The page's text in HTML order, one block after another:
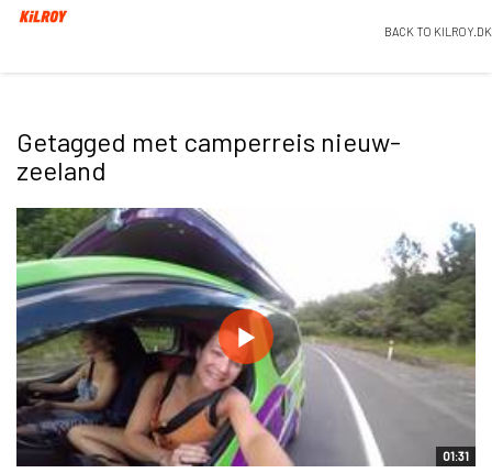
BACK TO KILROY.DK
Getagged met camperreis nieuw-
zeeland
01:31